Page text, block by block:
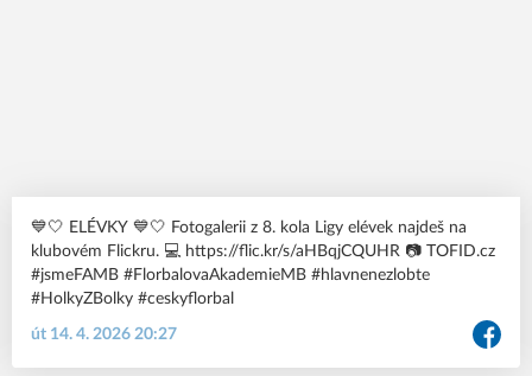
💙🤍 ELÉVKY 💙🤍 Fotogalerii z 8. kola Ligy elévek najdeš na
klubovém Flickru. 💻 https://flic.kr/s/aHBqjCQUHR 📷 TOFID.cz
#jsmeFAMB #FlorbalovaAkademieMB #hlavnenezlobte
#HolkyZBolky #ceskyflorbal
út 14. 4. 2026 20:27